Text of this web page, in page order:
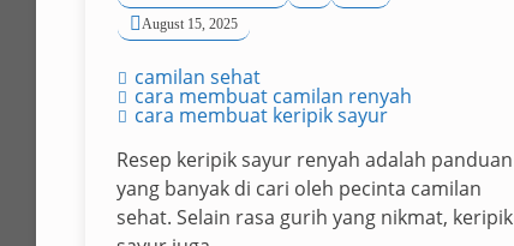
August 15, 2025
camilan sehat
cara membuat camilan renyah
cara membuat keripik sayur
Resep keripik sayur renyah adalah panduan
yang banyak di cari oleh pecinta camilan
sehat. Selain rasa gurih yang nikmat, keripik